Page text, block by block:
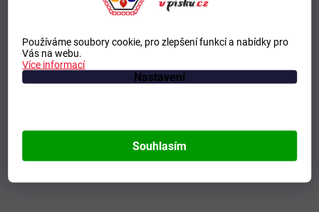
Používáme soubory cookie, pro zlepšení funkcí a nabídky pro
Vás na webu.
Více informací
Nastavení
Souhlasím